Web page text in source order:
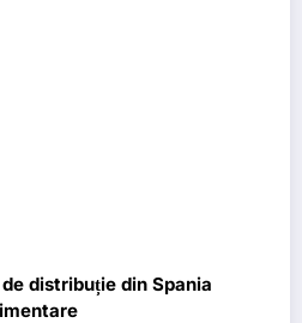
distribuție din Spania